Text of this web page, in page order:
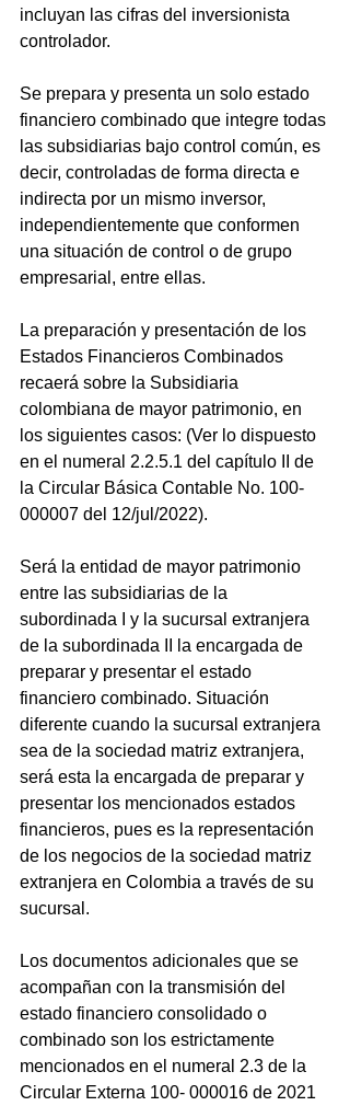
incluyan las cifras del inversionista
controlador.
Se prepara y presenta un solo estado
financiero combinado que integre todas
las subsidiarias bajo control común, es
decir, controladas de forma directa e
indirecta por un mismo inversor,
independientemente que conformen
una situación de control o de grupo
empresarial, entre ellas.
La preparación y presentación de los
Estados Financieros Combinados
recaerá sobre la Subsidiaria
colombiana de mayor patrimonio, en
los siguientes casos: (Ver lo dispuesto
en el numeral 2.2.5.1 del capítulo II de
la Circular Básica Contable No. 100-
000007 del 12/jul/2022).
Será la entidad de mayor patrimonio
entre las subsidiarias de la
subordinada I y la sucursal extranjera
de la subordinada II la encargada de
preparar y presentar el estado
financiero combinado. Situación
diferente cuando la sucursal extranjera
sea de la sociedad matriz extranjera,
será esta la encargada de preparar y
presentar los mencionados estados
financieros, pues es la representación
de los negocios de la sociedad matriz
extranjera en Colombia a través de su
sucursal.
Los documentos adicionales que se
acompañan con la transmisión del
estado financiero consolidado o
combinado son los estrictamente
mencionados en el numeral 2.3 de la
Circular Externa 100- 000016 de 2021